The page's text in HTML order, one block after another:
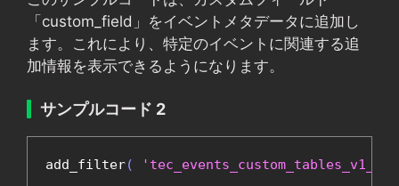
「custom_field」をイベントメタデータに追加し
ます。これにより、特定のイベントに関連する追
加情報を表示できるようになります。
サンプルコード 2
add_filter(